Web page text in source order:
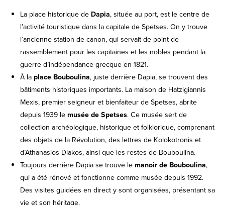
La place historique de Dapia, située au port, est le centre de
l’activité touristique dans la capitale de Spetses. On y trouve
l’ancienne station de canon, qui servait de point de
rassemblement pour les capitaines et les nobles pendant la
guerre d’indépendance grecque en 1821.
À la place Bouboulina, juste derrière Dapia, se trouvent des
bâtiments historiques importants. La maison de Hatzigiannis
Mexis, premier seigneur et bienfaiteur de Spetses, abrite
depuis 1939 le musée de Spetses. Ce musée sert de
collection archéologique, historique et folklorique, comprenant
des objets de la Révolution, des lettres de Kolokotronis et
d’Athanasios Diakos, ainsi que les restes de Bouboulina.
Toujours derrière Dapia se trouve le manoir de Bouboulina,
qui a été rénové et fonctionne comme musée depuis 1992.
Des visites guidées en direct y sont organisées, présentant sa
vie et son héritage.